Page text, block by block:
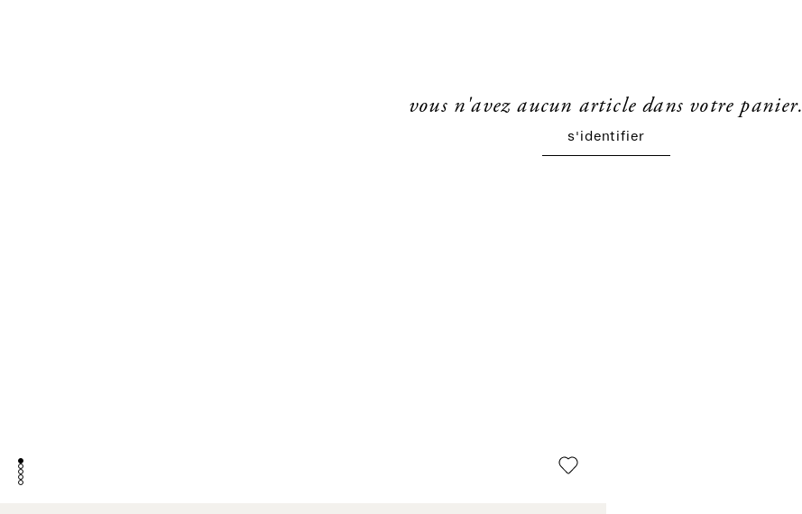
vous n'avez aucun article dans votre panier.
s'identifier
aller à l'élément 1
aller à l'élément 2
aller à l'élément 3
aller à l'élément 4